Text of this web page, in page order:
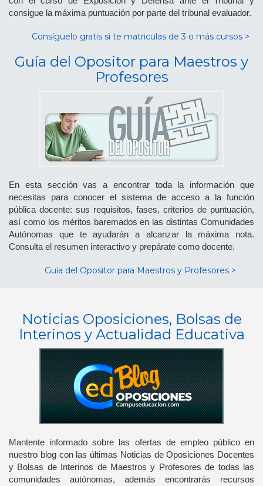
consigue la máxima puntuación por parte del tribunal evaluador.
Consíguelo gratis si te matriculas de 3 o más cursos >
Guía del Opositor para Maestros y
Profesores
En esta sección vas a encontrar toda la información que
necesitas para conocer el sistema de acceso a la función
pública docente: sus requisitos, fases, criterios de puntuación,
así como los méritos baremados en las distintas Comunidades
Autónomas que te ayudarán a alcanzar la máxima nota.
Consulta el resumen interactivo y prepárate como docente.
Guía del Opositor para Maestros y Profesores >
Noticias Oposiciones, Bolsas de
Interinos y Actualidad Educativa
Mantente informado sobre las ofertas de empleo público en
nuestro blog con las últimas Noticias de Oposiciones Docentes
y Bolsas de Interinos de Maestros y Profesores de todas las
comunidades autónomas, además encontrarás recursos